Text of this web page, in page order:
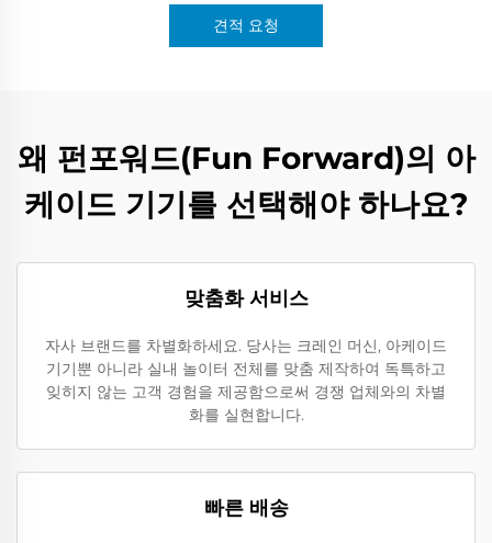
견적 요청
왜 펀포워드(Fun Forward)의 아
케이드 기기를 선택해야 하나요?
맞춤화 서비스
자사 브랜드를 차별화하세요. 당사는 크레인 머신, 아케이드
기기뿐 아니라 실내 놀이터 전체를 맞춤 제작하여 독특하고
잊히지 않는 고객 경험을 제공함으로써 경쟁 업체와의 차별
화를 실현합니다.
빠른 배송